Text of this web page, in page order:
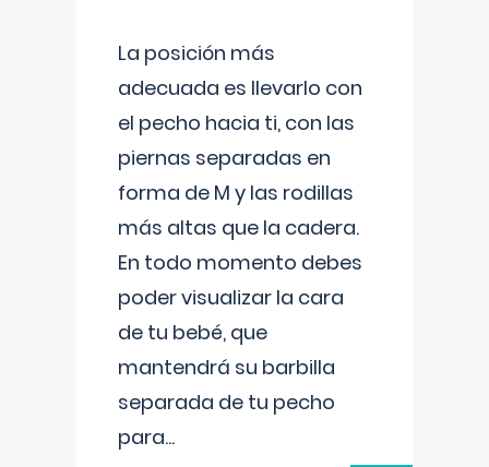
La posición más
adecuada es llevarlo con
el pecho hacia ti, con las
piernas separadas en
forma de M y las rodillas
más altas que la cadera.
En todo momento debes
poder visualizar la cara
de tu bebé, que
mantendrá su barbilla
separada de tu pecho
para...